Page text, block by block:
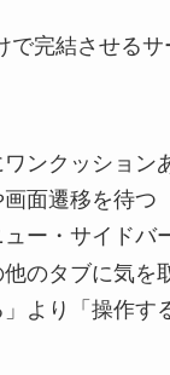
で完結させる
ンクッション
面遷移を待つ
ー・サイドバ
のタブに気を
」より「操作す